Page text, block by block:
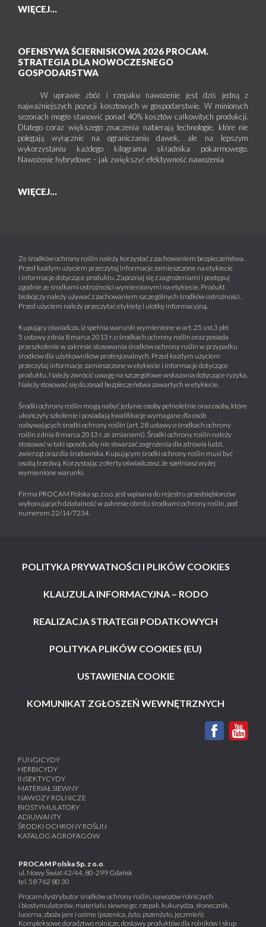
WIĘCEJ...
OFENSYWA ŚCIERNISKOWA 2026 PROCAM.
STRATEGIA DLA NOWOCZESNEGO
GOSPODARSTWA
W uprawie zbóż i rzepaku nawożenie jest dziś jedną z
najważniejszych pozycji kosztowych w gospodarstwie. W minionych
sezonach mogło stanowić ponad 40% kosztów całkowitych produkcji.
Dlatego coraz większego znaczenia nabierają technologie, które nie
polegają wyłącznie na ograniczaniu dawek, ale na lepszym
wykorzystaniu każdego kilograma składnika pokarmowego.
Nawożenie hybrydowe – jak zwiększyć efektywność nawożenia
WIĘCEJ...
Ze środków ochrony roślin należy korzystać z zachowaniem bezpieczeństwa.
Przed każdym użyciem przeczytaj informacje zamieszczone na etykiecie
i informacje dotyczące produktu. Zapoznaj się z zagrożeniami i postępuj
zgodnie ze środkami ostrożności wymienionymi na etykiecie. Produkt
biobójczy należy używać z zachowaniem szczególnych środków ostrożności.
Przed użyciem należy przeczytać etykietę i ulotkę informacyjną.
Kupujący oświadcza, iż spełnia warunki wymienione w art. 25 ust.3 pkt
5 ustawy z dnia 8 marca 2013 r. o środkach ochrony roślin oraz posiada
przeszkolenie w zakresie stosowania środków ochrony roślin w przypadku
środków dla użytkowników profesjonalnych. Przed każdym użyciem
przeczytaj informacje zamieszczone w etykiecie i informacje dotyczące
produktu. Należy zwrócić uwagę na szczegółowe wskazania dotyczące ryzyka.
Należy stosować się do zasad bezpieczeństwa zawartych w etykiecie.
Środki ochrony roślin mogą nabyć jedynie osoby pełnoletnie oraz osoby, które
ukończyły szkolenie i posiadają kwalifikacje wymagane dla osób
nabywających środki ochrony roślin (art. 28 ustawy o środkach ochrony
roślin z dnia 8 marca 2013 r. ze zmianami). Środki ochrony roślin należy
stosować w taki sposób, aby nie stwarzać zagrożenia dla zdrowia ludzi,
zwierząt oraz dla środowiska. Kupującym środki ochrony roślin musi być
osobą trzeźwą. Korzystając z oferty oświadczasz, że spełniasz wyżej
wymienione warunki.
Firma PROCAM Polska sp. z o.o. jest wpisana do rejestru przedsiębiorców
wykonujących działalność w zakresie obrotu środkami ochrony roślin, pod
numerem 22/14/7234.
POLITYKA PRYWATNOŚCI I PLIKÓW COOKIES
KLAUZULA INFORMACYJNA – RODO
REALIZACJA STRATEGII PODATKOWYCH
POLITYKA PLIKÓW COOKIES (EU)
USTAWIENIA COOKIE
KOMUNIKAT ZGŁOSZEŃ WEWNĘTRZNYCH
FUNGICYDY
HERBICYDY
INSEKTYCYDY
MATERIAŁ SIEWNY
NAWOZY ROLNICZE
BIOSTYMULATORY
ADIUWANTY
ŚRODKI OCHRONY ROŚLIN
KATALOG AGROFAGÓW
PROCAM Polska Sp. z o.o.
ul. Nowy Świat 42/44, 80-299 Gdańsk
tel. 58 762 80 30
Procam dystrybutor środków ochrony roślin, nawozów rolniczych
i biostymulatorów, materiału siewnego: rzepak, kukurydza, słonecznik,
lucerna, zboża jare i ozime (pszenica, żyto, pszenżyto, jęczmień).
Kompleksowe doradztwo rolnicze, dostawy produktów dla rolników i skup